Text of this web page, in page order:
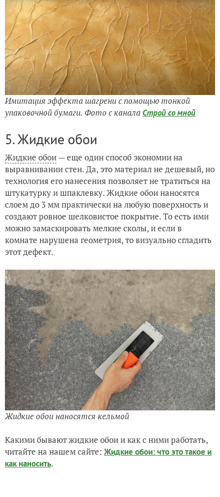
Имитация эффекта шагрени с помощью тонкой
упаковочной бумаги. Фото с канала Строй со мной
5. Жидкие обои
Жидкие обои— еще один способ экономии на
выравнивании стен. Да, это материал не дешевый, но
технология его нанесения позволяет не тратиться на
штукатурку и шпаклевку. Жидкие обои наносятся
слоем до 3 мм практически на любую поверхность и
создают ровное шелковистое покрытие. То есть ими
можно замаскировать мелкие сколы, и если в
комнате нарушена геометрия, то визуально сгладить
этот дефект.
Жидкие обои наносятся кельмой
Какими бывают жидкие обои и как с ними работать,
читайте на нашем сайте: Жидкие обои: что это такое и
как наносить.